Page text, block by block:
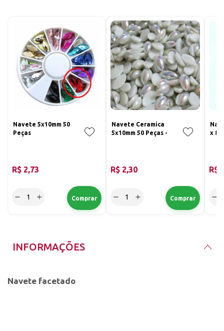
Navete 5x10mm 50
Peças
R$ 2,73
Navete Ceramica
5x10mm 50 Peças -
R$ 2,30
x
R$
INFORMAÇÕES
Navete facetado